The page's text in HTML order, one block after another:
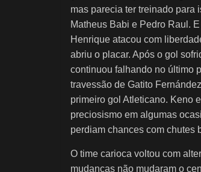
mas parecia ter treinado para
Matheus Babi e Pedro Raul.
Henrique atacou com
abriu o placar. Após o gol
continuou falhando no último
travessão de Gatito
primeiro gol Atleticano. Keno
preciosismo em algumas
perdiam chances com chutes
O time carioca voltou com
mudanças não mudaram o